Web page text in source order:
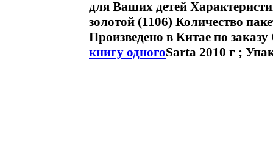
для Ваших детей
золотой (1106) Количество
Произведено в Китае по
книгу одногоSarta 2010 г ;